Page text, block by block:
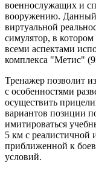
военнослужащих и
вооружению. Данный
виртуальной
симулятор, в котором
всеми аспектами
комплекса "Метис"
Тренажер позволит
с особенностями
осуществить
вариантов позиции
имитироваться
5 км с реалистичной
приближенной к
условий.